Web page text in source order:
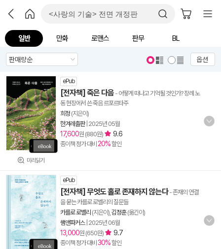
일반 만화 로맨스 판무 BL
옵션
미리읽기
ePub
[전자책] 죽은 다음 - 어떻게 떠나고 기억될 것인가? 장례 노
동 현장에서 쓴 죽음 르포르타주
희정 (지은이)
한겨레출판| 2025년 05월
17,600원 (880원) 9.6
종이책 정가 대비 20%할인
ePub
[전자책] 무엇도 홀로 존재하지 않는다- 존재의 연결
을 묻는 카를로 로벨리의 질문들
카를로 로벨리 (지은이), 김정훈(옮긴이)
쌤앤파커스| 2025년 06월
13,000원 (650원) 9.7
종이책 정가 대비 30%할인